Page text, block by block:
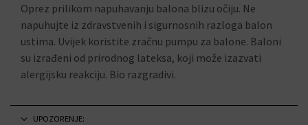
Oprez prilikom napuhavanju balona blizu očiju. Ne
napuhujte iz zdravstvenih i sigurnosnih razloga balon
ustima. Uvijek koristite zračnu pumpu za balone. Baloni
su izrađeni od prirodnog lateksa, koji može izazvati
alergijsku reakciju. Bio razgradivi.
UPOZORENJE: